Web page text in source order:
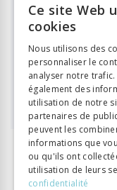
Format HTML
PDF à télécharger
21.00
INFORMATION
Auteur
Ce site Web
cookies
Nous utilisons des
personnaliser le
analyser notre
également des
utilisation de notre
partenaires de
peuvent les
informations que
ou qu'ils ont
utilisation de leurs
confidentialité